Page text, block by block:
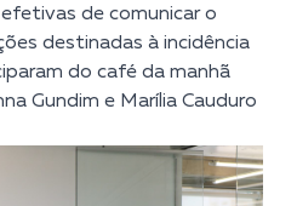
de comunicar o
destinadas à incidência
do café da manhã
Gundim e Marília Cauduro